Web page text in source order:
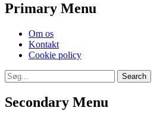
Primary Menu
Skip
content
Om os
Kontakt
Cookie policy
Search
Search
for:
Secondary Menu